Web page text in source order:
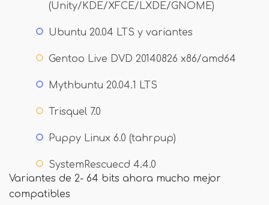
(Unity/KDE/XFCE/LXDE/GNOME)
Ubuntu 20.04 LTS y variantes
Gentoo Live DVD 20140826 x86/amd64
Mythbuntu 20.04.1 LTS
Trisquel 7.0
Puppy Linux 6.0 (tahrpup)
SystemRescuecd 4.4.0
Variantes de 2- 64 bits ahora mucho mejor
compatibles